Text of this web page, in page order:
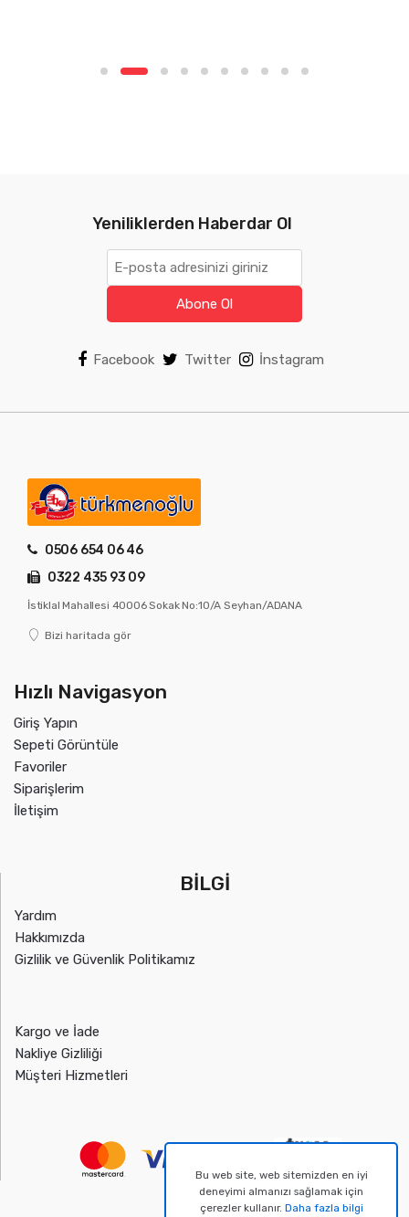
d
Yeniliklerden Haberdar Ol
Abone Ol
Facebook Twitter İnstagram
0506 654 06 46
0322 435 93 09
İstiklal Mahallesi 40006 Sokak No:10/A Seyhan/ADANA
Bizi haritada gör
Hızlı Navigasyon
Giriş Yapın
Sepeti Görüntüle
Favoriler
Siparişlerim
İletişim
BİLGİ
Yardım
Hakkımızda
Gizlilik ve Güvenlik Politikamız
Kargo ve İade
Nakliye Gizliliği
Müşteri Hizmetleri
Bu web site, web sitemizden en iyi
deneyimi almanızı sağlamak için
çerezler kullanır. Daha fazla bilgi